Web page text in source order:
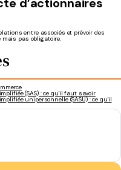
d’actionnaires
entre associés et prévoir des
mais pas obligatoire.
(SAS) : ce qu'il faut savoir
unipersonnelle (SASU) : ce qu'il